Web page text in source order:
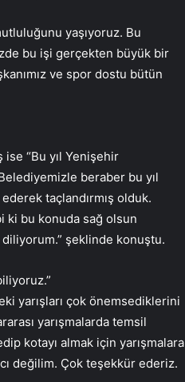
yaşıyoruz. Bu
bu işi gerçekten büyük bir
ve spor dostu bütün
“Bu yıl Yenişehir
beraber bu yıl
taçlandırmış olduk.
ki bu konuda sağ olsun
diliyorum.” şeklinde konuştu.
yarışları çok önemsediklerini
yarışmalarda temsil
kotayı almak için yarışmalara
değilim. Çok teşekkür ederiz.